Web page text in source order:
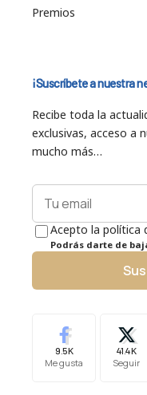
Premios
¡Suscríbete a nuestra
Recibe toda la
exclusivas, acceso a
mucho más…
Acepto la política
Podrás darte de
9.5K
Me gusta
41.4K
Seguir